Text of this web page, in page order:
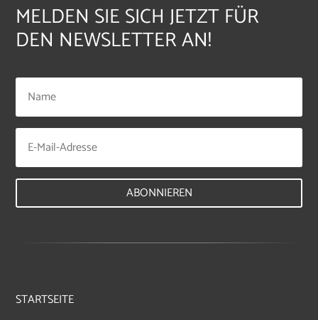
MELDEN SIE SICH JETZT FÜR
DEN NEWSLETTER AN!
ABONNIEREN
STARTSEITE